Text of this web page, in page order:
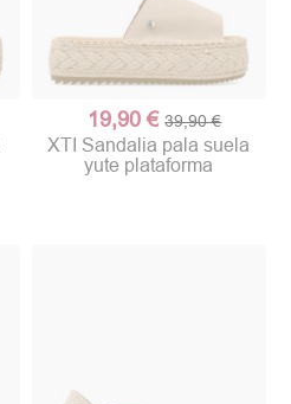
19,90 € 39,90 €
XTI Sandalia pala suela
yute plataforma